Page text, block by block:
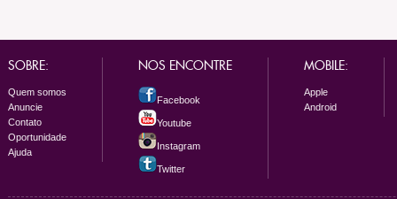
SOBRE:
Quem somos
Anuncie
Contato
Oportunidade
Ajuda
NOS ENCONTRE
Facebook
Youtube
Instagram
Twitter
MOBILE:
Apple
Android